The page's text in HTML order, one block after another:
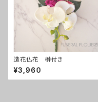
造花仏花 榊付き
¥3,960